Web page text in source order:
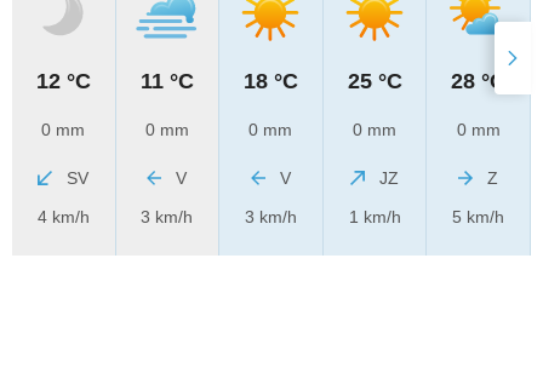
12 °C
0 mm
SV
4 km/h
11 °C
0 mm
V
3 km/h
18 °C
0 mm
V
3 km/h
25 °C
0 mm
JZ
1 km/h
28 °C
0 mm
Z
5 km/h